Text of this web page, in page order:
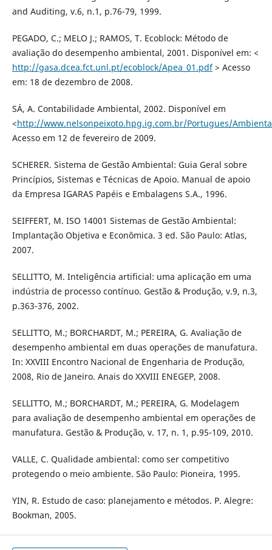
and Auditing, v.6, n.1, p.76-79, 1999.
PEGADO, C.; MELO J.; RAMOS, T. Ecoblock: Método de
avaliação do desempenho ambiental, 2001. Disponível em: <
http://gasa.dcea.fct.unl.pt/ecoblock/Apea_01.pdf> Acesso
em: 18 de dezembro de 2008.
SÁ, A. Contabilidade Ambiental, 2002. Disponível em
<http://www.nelsonpeixoto.hpg.ig.com.br/Portugues/
Acesso em 12 de fevereiro de 2009.
SCHERER. Sistema de Gestão Ambiental: Guia Geral sobre
Princípios, Sistemas e Técnicas de Apoio. Manual de apoio
da Empresa IGARAS Papéis e Embalagens S.A., 1996.
SEIFFERT, M. ISO 14001 Sistemas de Gestão Ambiental:
Implantação Objetiva e Econômica. 3 ed. São Paulo: Atlas,
2007.
SELLITTO, M. Inteligência artificial: uma aplicação em uma
indústria de processo contínuo. Gestão & Produção, v.9, n.3,
p.363-376, 2002.
SELLITTO, M.; BORCHARDT, M.; PEREIRA, G. Avaliação de
desempenho ambiental em duas operações de manufatura.
In: XXVIII Encontro Nacional de Engenharia de Produção,
2008, Rio de Janeiro. Anais do XXVIII ENEGEP, 2008.
SELLITTO, M.; BORCHARDT, M.; PEREIRA, G. Modelagem
para avaliação de desempenho ambiental em operações de
manufatura. Gestão & Produção, v. 17, n. 1, p.95-109, 2010.
VALLE, C. Qualidade ambiental: como ser competitivo
protegendo o meio ambiente. São Paulo: Pioneira, 1995.
YIN, R. Estudo de caso: planejamento e métodos. P. Alegre:
Bookman, 2005.